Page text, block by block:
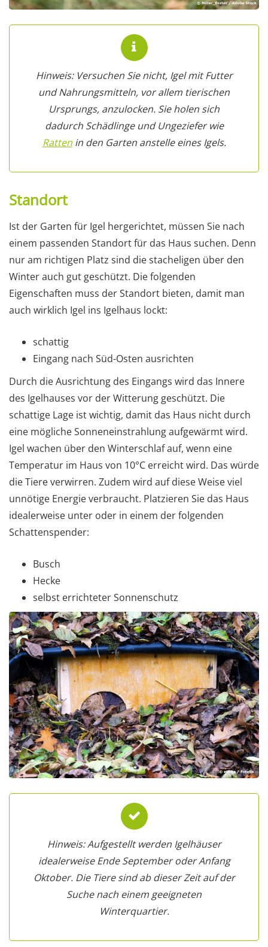
Hinweis: Versuchen Sie nicht, Igel mit Futter
und Nahrungsmitteln, vor allem tierischen
Ursprungs, anzulocken. Sie holen sich
dadurch Schädlinge und Ungeziefer wie
Rattenin den Garten anstelle eines Igels.
Standort
Ist der Garten für Igel hergerichtet, müssen Sie nach
einem passenden Standort für das Haus suchen. Denn
nur am richtigen Platz sind die stacheligen über den
Winter auch gut geschützt. Die folgenden
Eigenschaften muss der Standort bieten, damit man
auch wirklich Igel ins Igelhaus lockt:
schattig
Eingang nach Süd-Osten ausrichten
Durch die Ausrichtung des Eingangs wird das Innere
des Igelhauses vor der Witterung geschützt. Die
schattige Lage ist wichtig, damit das Haus nicht durch
eine mögliche Sonneneinstrahlung aufgewärmt wird.
Igel wachen über den Winterschlaf auf, wenn eine
Temperatur im Haus von 10°C erreicht wird. Das würde
die Tiere verwirren. Zudem wird auf diese Weise viel
unnötige Energie verbraucht. Platzieren Sie das Haus
idealerweise unter oder in einem der folgenden
Schattenspender:
Busch
Hecke
selbst errichteter Sonnenschutz
Hinweis: Aufgestellt werden Igelhäuser
idealerweise Ende September oder Anfang
Oktober. Die Tiere sind ab dieser Zeit auf der
Suche nach einem geeigneten
Winterquartier.